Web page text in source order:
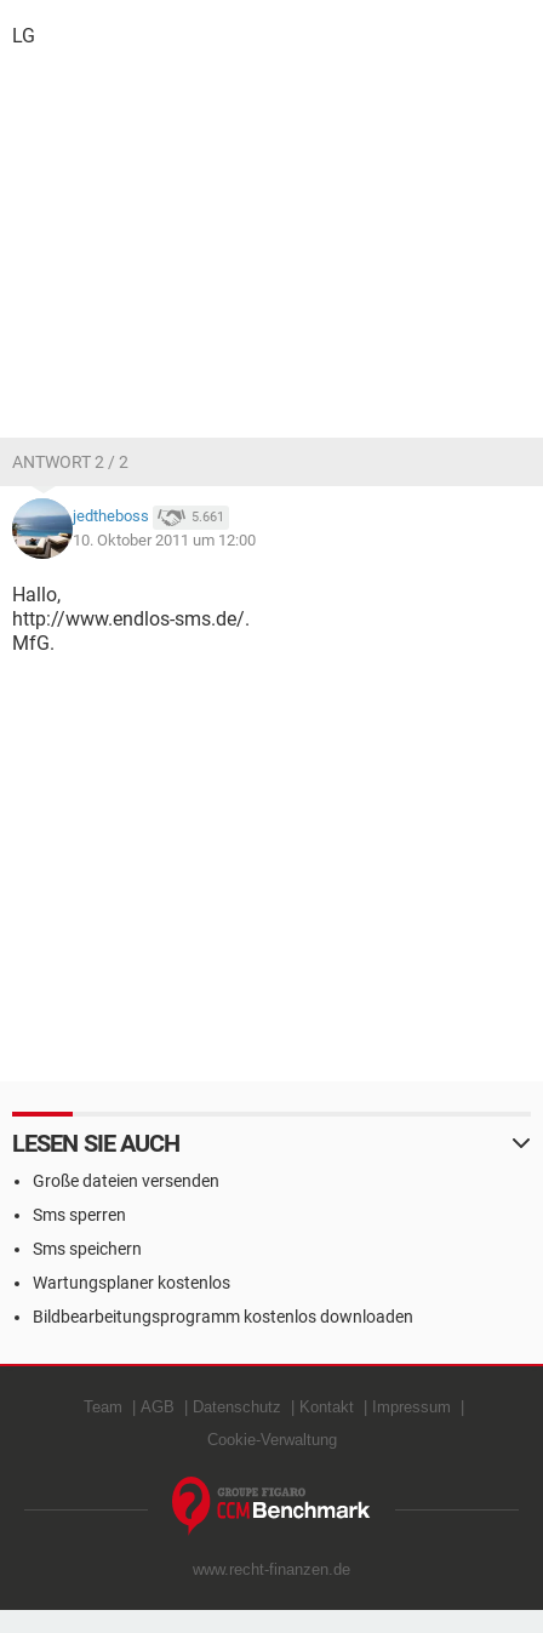
LG
ANTWORT 2 / 2
jedtheboss 5.661
10. Oktober 2011 um 12:00
Hallo,
http://www.endlos-sms.de/.
MfG.
LESEN SIE AUCH
Große dateien versenden
Sms sperren
Sms speichern
Wartungsplaner kostenlos
Bildbearbeitungsprogramm kostenlos downloaden
Team AGB Datenschutz Kontakt
Impressum
Cookie-Verwaltung
www.recht-finanzen.de